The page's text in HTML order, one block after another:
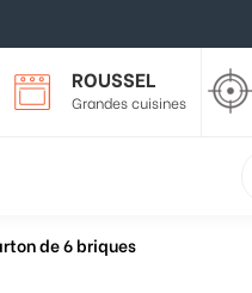
ROUSSEL
Grandes cuisines
de 6 briques